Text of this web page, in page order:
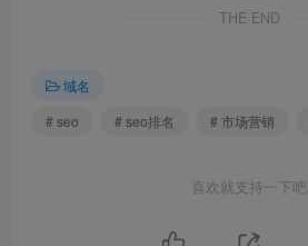
THE END
域名
# seo
# seo排名 # 市场营销
喜欢就支持一下吧